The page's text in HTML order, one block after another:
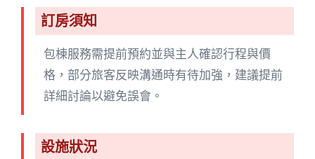
訂房須知
包棟服務需提前預約並與主人確認行程與價
格，部分旅客反映溝通時有待加強，建議提前
詳細討論以避免誤會。
設施狀況